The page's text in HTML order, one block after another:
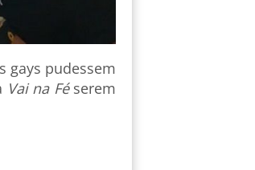
gays pudessem
Vai na Féserem